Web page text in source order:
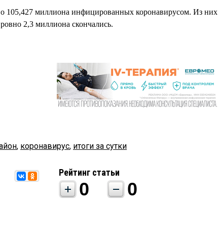
о 105,427 миллиона инфицированных коронавирусом. Из них
2,3 миллиона скончались.
, коронавирус, итоги за сутки
Рейтинг статьи
0 0